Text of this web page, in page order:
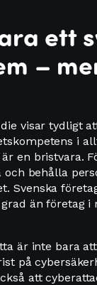
ett
–
visar tydligt
i
en bristvara.
och behålla
Svenska
än företag i
är inte bara
på
att